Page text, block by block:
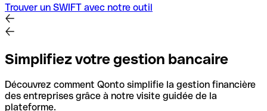
Trouver un SWIFT avec notre outil
Simplifiez votre gestion bancaire
Découvrez comment Qonto simplifie la gestion financière
des entreprises grâce à notre visite guidée de la
plateforme.